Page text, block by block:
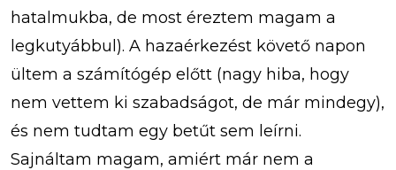
hatalmukba, de most éreztem magam a
legkutyábbul). A hazaérkezést követő napon
ültem a számítógép előtt (nagy hiba, hogy
nem vettem ki szabadságot, de már mindegy),
és nem tudtam egy betűt sem leírni.
Sajnáltam magam, amiért már nem a